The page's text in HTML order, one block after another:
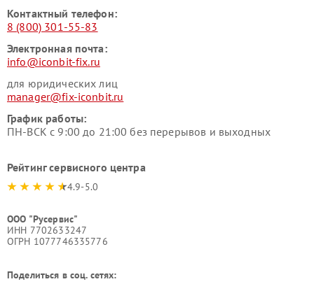
Контактный телефон:
8 (800) 301-55-83
Электронная почта:
info@iconbit-fix.ru
для юридических лиц
manager@fix-iconbit.ru
График работы:
ПН-ВСК с 9:00 до 21:00 без перерывов и выходных
Рейтинг сервисного центра
4.9-5.0
ООО "Русервис"
ИНН 7702633247
ОГРН 1077746335776
Поделиться в соц. сетях: